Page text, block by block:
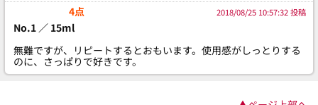
4点
2018/08/25 10:57:32 投稿
No.1 ／ 15ml
無難ですが、リピートするとおもいます。使用感がしっとりする
のに、さっぱりで好きです。